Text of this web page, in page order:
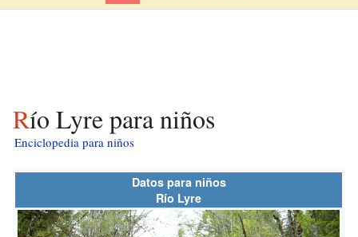
Río Lyre para niños
Enciclopedia para niños
Datos para niños
Río Lyre